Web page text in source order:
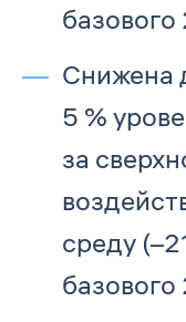
базового
Снижена
5 %
за
среду
базового